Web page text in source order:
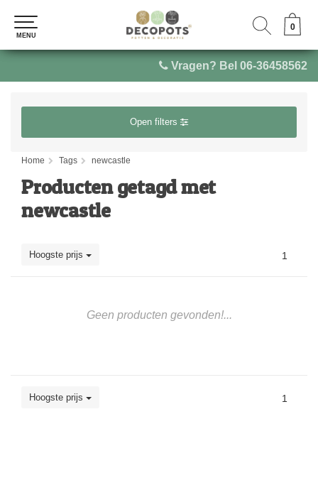
Vragen? Bel 06-36458562
0
MENU
0
MENU
Open filters
Home Tags newcastle
Producten getagd met
newcastle
Hoogste prijs 1
Geen producten gevonden!...
Hoogste prijs 1